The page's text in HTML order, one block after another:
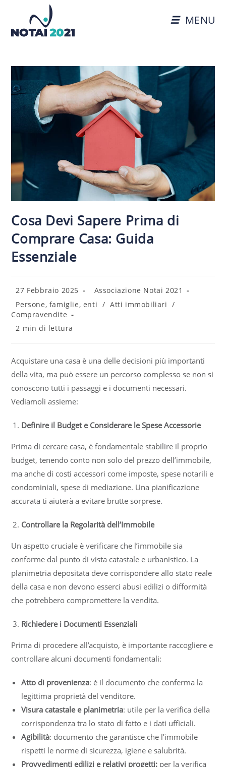
MENU
Cosa Devi Sapere Prima di
Comprare Casa: Guida
Essenziale
27 Febbraio 2025
Associazione Notai 2021
Persone, famiglie, enti / Atti immobiliari /
Compravendite
2 min di lettura
Acquistare una casa è una delle decisioni più importanti
della vita, ma può essere un percorso complesso se non si
conoscono tutti i passaggi e i documenti necessari.
Vediamoli assieme:
Definire il Budget e Considerare le Spese Accessorie
Prima di cercare casa, è fondamentale stabilire il proprio
budget, tenendo conto non solo del prezzo dell’immobile,
ma anche di costi accessori come imposte, spese notarili e
condominiali, spese di mediazione. Una pianificazione
accurata ti aiuterà a evitare brutte sorprese.
Controllare la Regolarità dell’Immobile
Un aspetto cruciale è verificare che l’immobile sia
conforme dal punto di vista catastale e urbanistico. La
planimetria depositata deve corrispondere allo stato reale
della casa e non devono esserci abusi edilizi o difformità
che potrebbero compromettere la vendita.
Richiedere i Documenti Essenziali
Prima di procedere all’acquisto, è importante raccogliere e
controllare alcuni documenti fondamentali:
Atto di provenienza: è il documento che conferma la
legittima proprietà del venditore.
Visura catastale e planimetria: utile per la verifica della
corrispondenza tra lo stato di fatto e i dati ufficiali.
Agibilità: documento che garantisce che l’immobile
rispetti le norme di sicurezza, igiene e salubrità.
Provvedimenti edilizi e relativi progetti: per la verifica